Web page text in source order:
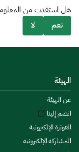
هل استفدت من
نعم
لا
الهيئة
عن الهيئة
انضم إلينا
الفوترة الإلكترونية
المشاركة الإلكترونية